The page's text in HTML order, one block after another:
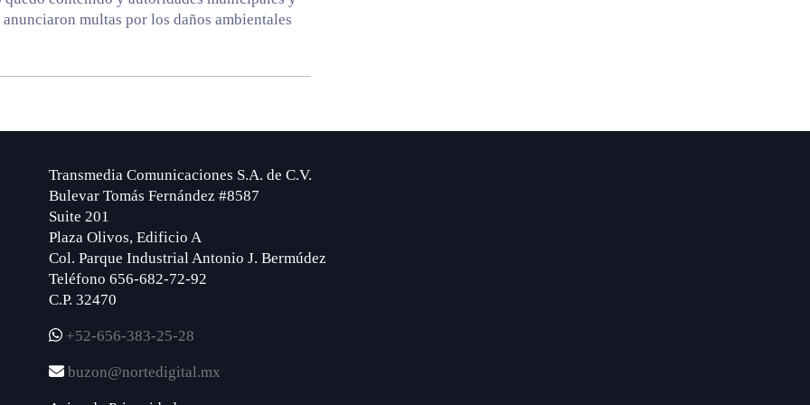
anunciaron multas por los daños ambientales
Transmedia Comunicaciones S.A. de C.V.
Bulevar Tomás Fernández #8587
Suite 201
Plaza Olivos, Edificio A
Col. Parque Industrial Antonio J. Bermúdez
Teléfono 656-682-72-92
C.P. 32470
+52-656-383-25-28
buzon@nortedigital.mx